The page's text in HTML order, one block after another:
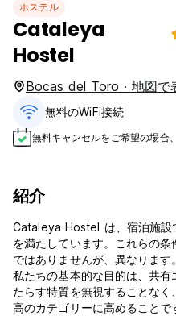
ホステル
Cataleya
Hostel
Bocas del Toro · 地図で
無料のWiFi接続
無料キャンセルをご希望の場合
紹介
Cataleya Hostel は、宿泊施設
を満たしています。これらの
ではありませんが、異なります。
私たちの基本的な目的は、共
たらす特質を無視することな
高のカテゴリーに高めることで